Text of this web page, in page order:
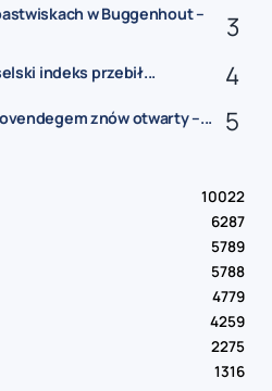
w Buggenhout –
indeks przebił...
znów otwarty –...
10022
6287
5789
5788
4779
4259
2275
1316